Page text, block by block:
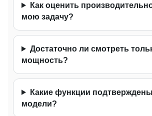
Как оценить
мою задачу?
Достаточно ли смотреть
мощность?
Какие функции
модели?